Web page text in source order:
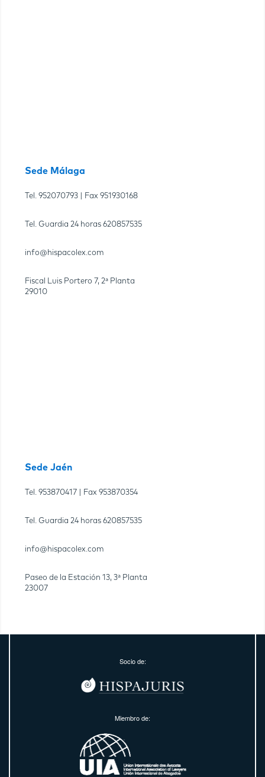
Sede Málaga
Tel. 952070793 | Fax 951930168
Tel. Guardia 24 horas 620857535
info@hispacolex.com
Fiscal Luis Portero 7, 2ª Planta
29010
Sede Jaén
Tel. 953870417 | Fax 953870354
Tel. Guardia 24 horas 620857535
info@hispacolex.com
Paseo de la Estación 13, 3ª Planta
23007
Socio de:
Miembro de: